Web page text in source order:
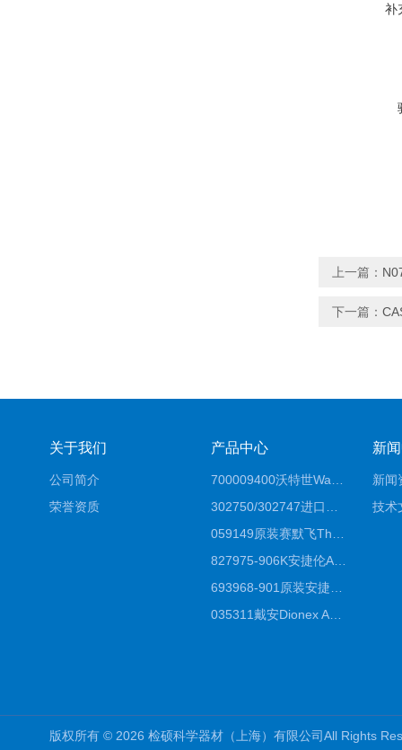
补
上一篇：
下一篇：
关于我们
公司简介
荣誉资质
产品中心
827975-906K安捷伦Agilent原装ZORBAX液相色谱柱*
035311戴安Dionex AS4分析柱阴离子交换色谱柱厂家
新
新闻
技术
版权所有 © 2026 检硕科学器材（上海）有限公司All Rights